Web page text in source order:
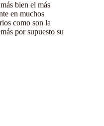
bien el más
en muchos
como son la
por supuesto su